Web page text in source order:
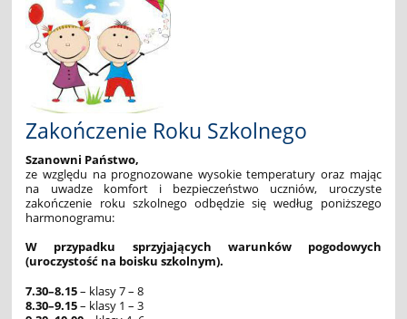
VII
edycja
2025/2026:
Zakończenie Roku Szkolnego
Szanowni Państwo,
ze względu na prognozowane wysokie temperatury oraz mając
na uwadze komfort i bezpieczeństwo uczniów, uroczyste
zakończenie roku szkolnego odbędzie się według poniższego
harmonogramu:
W przypadku sprzyjających warunków pogodowych
(uroczystość na boisku szkolnym).
7.30–8.15– klasy 7 – 8
8.30–9.15– klasy 1 – 3